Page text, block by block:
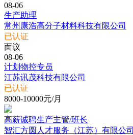
08-06
生产助理
常州康浩高分子材料科技有限公司
已认证
面议
08-06
计划物控专员
江苏讯茂科技有限公司
已认证
8000-10000元/月
高薪诚聘生产主管/班长
智汇方圆人才服务（江苏）有限公司